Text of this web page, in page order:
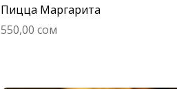
Пицца Маргарита
Цена
550,00 сом